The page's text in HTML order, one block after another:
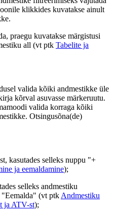
klikkides kuvatakse ainult
praegu kuvatakse märgistusi
all (vt ptk Tabelite ja
valida kõiki andmestikke üle
kõrval asuvasse märkeruutu.
valida korraga kõiki
Otsingusõna(de)
kasutades selleks nuppu "+
ja eemaldamine);
selleks andmestiku
"Eemalda" (vt ptkAndmestiku
ja ATV-st);